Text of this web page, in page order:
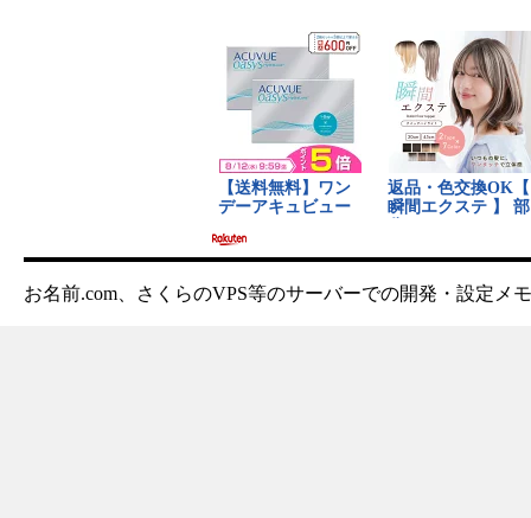
お名前.com、さくらのVPS等のサーバーでの開発・設定メモ